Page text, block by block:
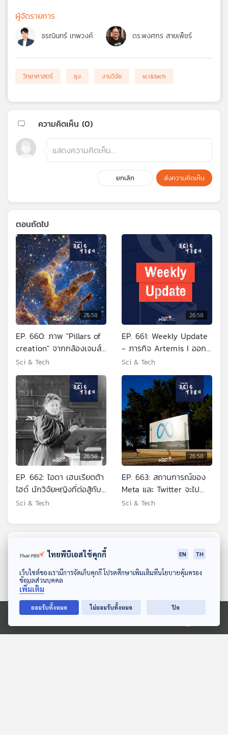
ดาวน์โหลด Thai PBS Podcast Application
Ⓒ 2020 องค์การกระจายเสียงและแพร่ภาพสาธารณะแห่งประเทศไทย
ผู้จัดรายการ
ธรณินทร์ เทพวงค์ ดร.พงศกร สายเพ็ชร์
วิทยาศาสตร์ ยุง งานวิจัย sci&tech
ความคิดเห็น (0)
ยกเลิก ส่งความคิดเห็น
ตอนถัดไป
26:58
EP. 660: ภาพ "Pillars of
creation" จากกล้องเจมส์
เวบบ์
Sci & Tech
26:58
EP. 661: Weekly Update
- ภารกิจ Artemis I ออก
เดินทางสู่ดวงจันทร์
Sci & Tech
26:58
EP. 662: ไอดา เฮนเรียตต้า
ไฮด์ นักวิจัยหญิงที่ต่อสู้กับ
ความเท่าเทียม
Sci & Tech
26:58
EP. 663: สถานการณ์ของ
Meta และ Twitter จะไป
ทางไหนต่อ
Sci & Tech
26:58 26:58
ไทยพีบีเอสใช้คุกกี้ EN TH
เว็บไซต์ของเรามีการจัดเก็บคุกกี้ โปรดศึกษาเพิ่มเติมที่นโยบายคุ้มครอง
ข้อมูลส่วนบุคคล
เพิ่มเติม
ยอมรับทั้งหมด ไม่ยอมรับทั้งหมด ปิด